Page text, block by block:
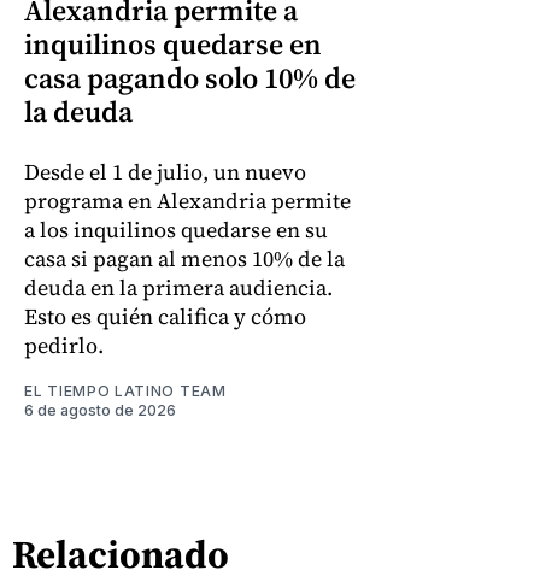
Alexandria permite a
inquilinos quedarse en
casa pagando solo 10% de
la deuda
Desde el 1 de julio, un nuevo
programa en Alexandria permite
a los inquilinos quedarse en su
casa si pagan al menos 10% de la
deuda en la primera audiencia.
Esto es quién califica y cómo
pedirlo.
EL TIEMPO LATINO TEAM
6 de agosto de 2026
Relacionado